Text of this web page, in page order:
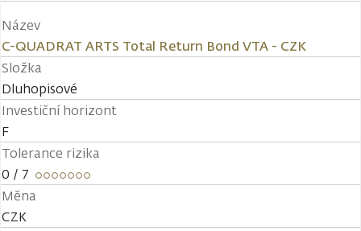
Název
C-QUADRAT ARTS Total Return Bond VTA - CZK
Složka
Dluhopisové
Investiční horizont
F
Tolerance rizika
0 / 7
Měna
CZK